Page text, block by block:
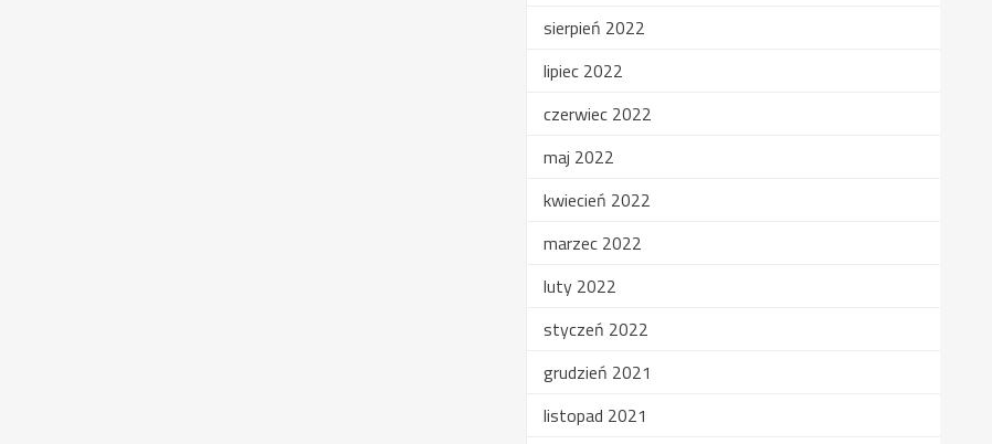
sierpień 2022
lipiec 2022
czerwiec 2022
maj 2022
kwiecień 2022
marzec 2022
luty 2022
styczeń 2022
grudzień 2021
listopad 2021